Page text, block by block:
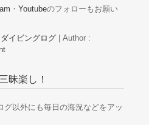
・ Youtubeのフォローもお願い
ダイビングログ
Author :
昧楽し！
以外にも毎日の海況などをアッ